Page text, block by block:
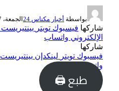
بواسطة أخبار مكناس 24 الجمعة، 17 يونيو 2022
شاركها فيسبوك تويتر بينتيريست
الإلكتروني واتساب
شاركها
فيسبوك تويتر لينكدإن بينتيريست
واتساب
طبع 🖨